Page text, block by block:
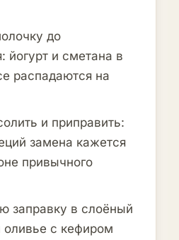
до
йогурт и сметана в
распадаются на
и приправить:
замена кажется
привычного
заправку в слоёный
оливье с кефиром